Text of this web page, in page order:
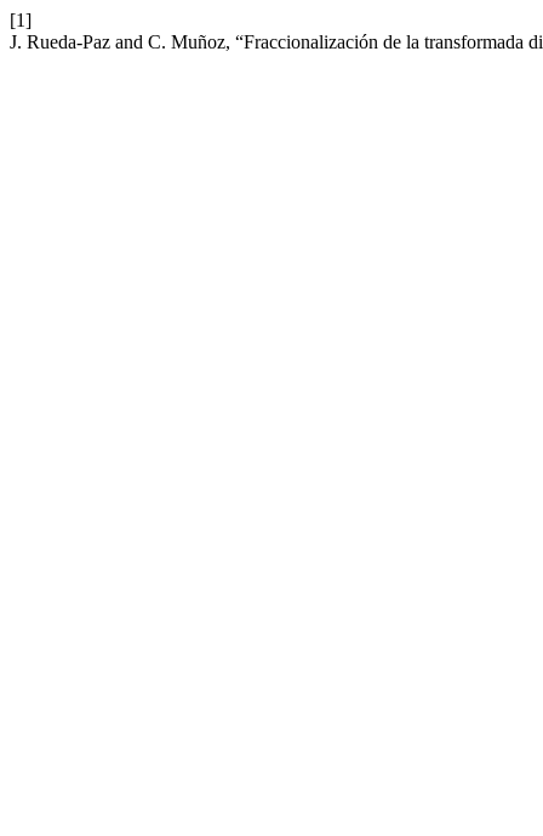
[1]
J. Rueda-Paz and C. Muñoz, “Fraccionalización de la transformada